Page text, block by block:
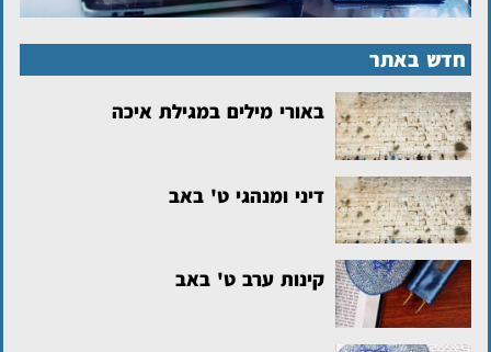
חדש באתר
באורי מילים במגילת איכה
דיני ומנהגי ט' באב
קינות ערב ט' באב